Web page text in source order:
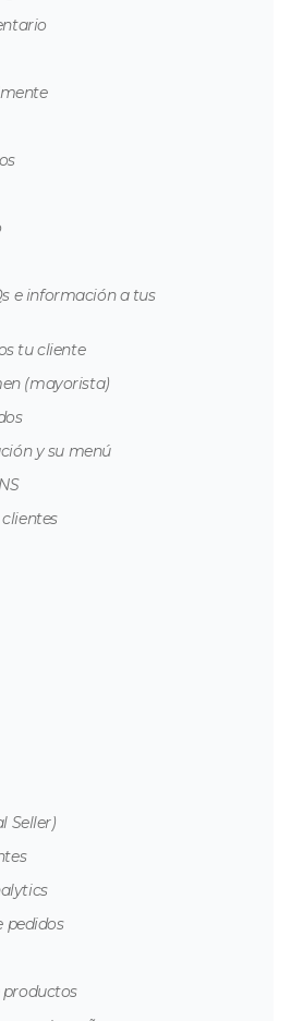
e información a tus
tu cliente
(mayorista)
y su menú
Seller)
pedidos
productos